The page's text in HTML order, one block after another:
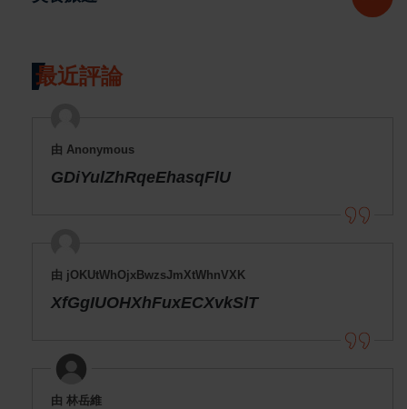
最近評論
由 Anonymous
GDiYulZhRqeEhasqFlU
由 jOKUtWhOjxBwzsJmXtWhnVXK
XfGgIUOHXhFuxECXvkSlT
由 林岳維